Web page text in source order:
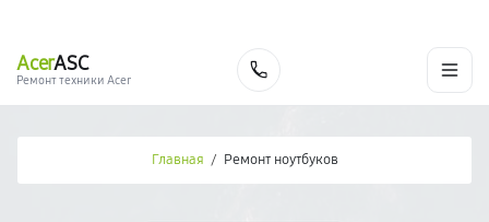
AcerASC
Ремонт техники Acer
Главная / Ремонт ноутбуков